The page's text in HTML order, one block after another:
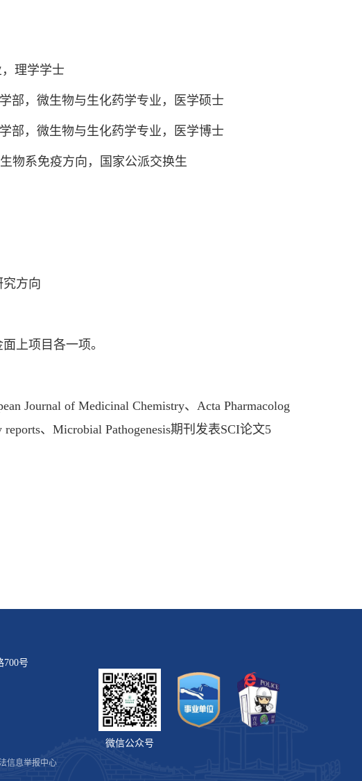
理学学士
，微生物与生化药学专业，医学硕士
，微生物与生化药学专业，医学博士
物系免疫方向，国家公派交换生
方向
上项目各一项。
Journal of Medicinal Chemistry、Acta Pharmacolog
、Microbial Pathogenesis期刊发表SCI论文5
700号
微信公众号
信息举报中心